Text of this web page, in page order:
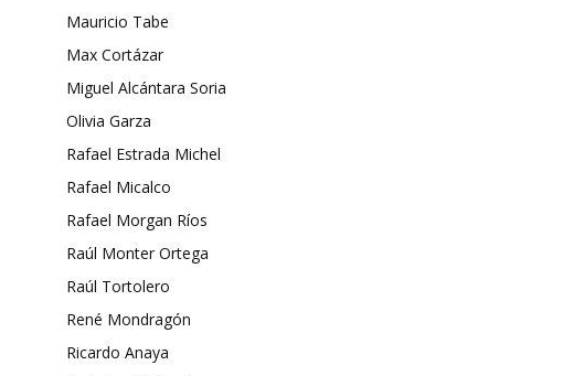
Mauricio Tabe
Max Cortázar
Miguel Alcántara Soria
Olivia Garza
Rafael Estrada Michel
Rafael Micalco
Rafael Morgan Ríos
Raúl Monter Ortega
Raúl Tortolero
René Mondragón
Ricardo Anaya